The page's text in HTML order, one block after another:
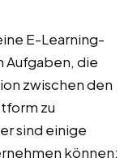
E-Learning-
Aufgaben, die
zwischen den
zu
sind einige
können: